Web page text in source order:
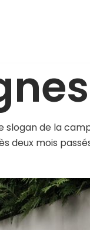
slogan de la
deux mois